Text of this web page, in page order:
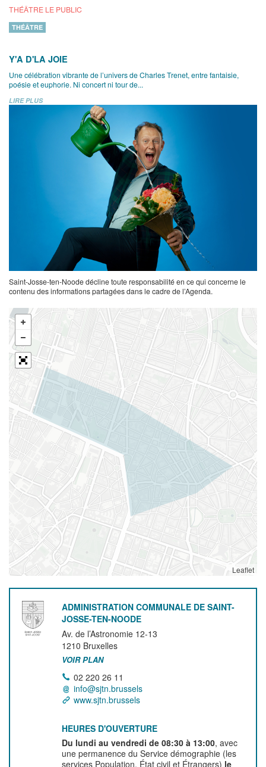
THÉÂTRE LE PUBLIC
THÉÂTRE
Y'A D'LA JOIE
Une célébration vibrante de l’univers de Charles Trenet, entre fantaisie,
poésie et euphorie. Ni concert ni tour de...
LIRE PLUS
Saint-Josse-ten-Noode décline toute responsabilité en ce qui concerne le
contenu des informations partagées dans le cadre de l’Agenda.
Leaflet
ADMINISTRATION COMMUNALE DE SAINT-
JOSSE-TEN-NOODE
Av. de l’Astronomie 12-13
1210 Bruxelles
VOIR PLAN
02 220 26 11
info@sjtn.brussels
www.sjtn.brussels
HEURES D'OUVERTURE
Du lundi au vendredi de 08:30 à 13:00, avec
une permanence du Service démographie (les
services Population, État civil et Étrangers) le